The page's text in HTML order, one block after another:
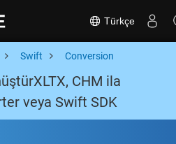
Türkçe
Swift Conversion
CHM ila
veya Swift SDK